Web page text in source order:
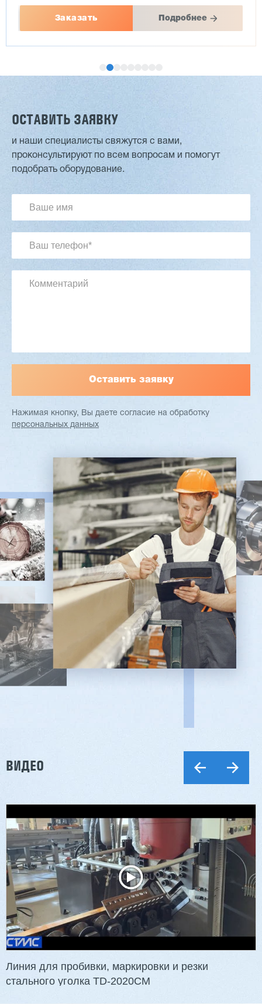
Заказать Подробнее
Двухсторонний шипорез MX6015
2 901 639 ₽
Артикул: 2497
Станок проходного типа
ОСТАВИТЬ ЗАЯВКУ
и наши специалисты свяжутся с вами,
проконсультируют по всем вопросам и помогут
подобрать оборудование.
Нажимая кнопку, Вы даете согласие на обработку
персональных данных
ВИДЕО
Линия для пробивки, маркировки и резки
стального уголка TD-2020CM